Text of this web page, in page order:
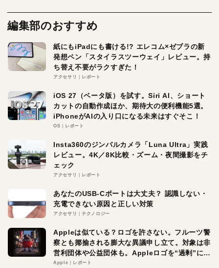
編集部のおすすめ
紙にもiPadにも書ける!? エレコム×ゼブラの新
発想ペン「スタイラスツーウェイ」レビュー。持
ち替え不要がラクすぎた！
アクセサリ レポート
iOS 27（ベータ版）を試す。Siri AI、ショート
カットの自動作成ほか、期待大の便利機能5選。
iPhoneがAIの入り口になる未来はすぐそこ！
OS レポート
Insta360のジンバルカメラ「Luna Ultra」実践
レビュー。4K／8K比較・ズーム・夜間撮影をチ
ェック
アクセサリ レポート
あなたのUSB-Cポートは大丈夫？ 認識しない・
充電できない原因と正しい対策
アクセサリ テクノロジー
Appleは似ている？ロゴを許さない。フルーツ警
察とも揶揄される膨大な異議申し立て。対象は非
営利団体や公益団体も。Appleロゴを“過剰”に守
る理由とは
Apple レポート